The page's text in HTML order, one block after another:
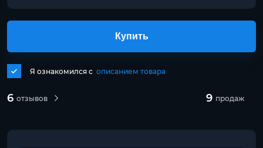
6 отзывов 9 продаж
Я ознакомился с описанием товара
Купить